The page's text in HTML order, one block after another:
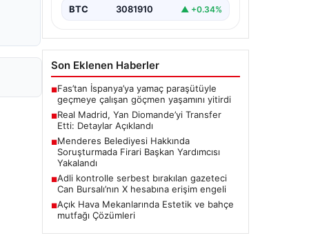
BTC 3081910 ▲ +0.34%
Son Eklenen Haberler
■Fas’tan İspanya’ya yamaç paraşütüyle
geçmeye çalışan göçmen yaşamını yitirdi
■Real Madrid, Yan Diomande’yi Transfer
Etti: Detaylar Açıklandı
■Menderes Belediyesi Hakkında
Soruşturmada Firari Başkan Yardımcısı
Yakalandı
■Adli kontrolle serbest bırakılan gazeteci
Can Bursalı’nın X hesabına erişim engeli
■Açık Hava Mekanlarında Estetik ve bahçe
mutfağı Çözümleri